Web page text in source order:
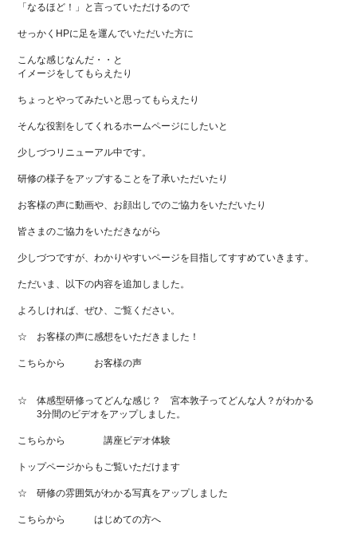
「なるほど！」と言っていただけるので
せっかくHPに足を運んでいただいた方に
こんな感じなんだ・・と
イメージをしてもらえたり
ちょっとやってみたいと思ってもらえたり
そんな役割をしてくれるホームページにしたいと
少しづつリニューアル中です。
研修の様子をアップすることを了承いただいたり
お客様の声に動画や、お顔出しでのご協力をいただいたり
皆さまのご協力をいただきながら
少しづつですが、わかりやすいページを目指してすすめていきます。
ただいま、以下の内容を追加しました。
よろしければ、ぜひ、ご覧ください。
☆ お客様の声に感想をいただきました！
こちらから お客様の声
☆ 体感型研修ってどんな感じ？ 宮本敦子ってどんな人？がわかる
3分間のビデオをアップしました。
こちらから講座ビデオ体験
トップページからもご覧いただけます
☆ 研修の雰囲気がわかる写真をアップしました
こちらからはじめての方へ